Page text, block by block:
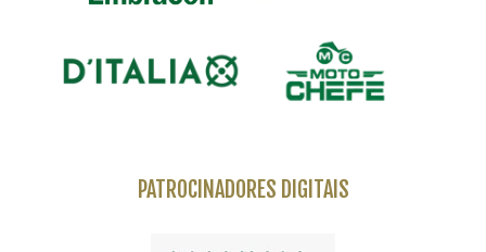
PATROCINADORES DIGITAIS